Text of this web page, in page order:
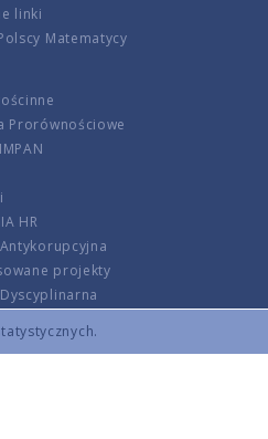
linki
Matematycy
Prorównościowe
HR
projekty
opłat